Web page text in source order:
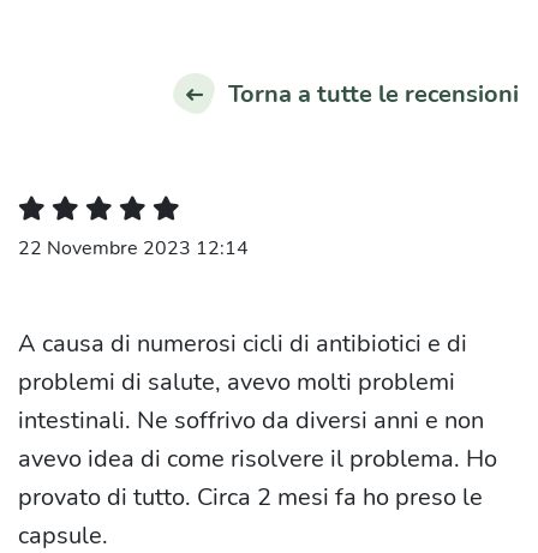
Torna a tutte le recensioni
22 Novembre 2023 12:14
A causa di numerosi cicli di antibiotici e di
problemi di salute, avevo molti problemi
intestinali. Ne soffrivo da diversi anni e non
avevo idea di come risolvere il problema. Ho
provato di tutto. Circa 2 mesi fa ho preso le
capsule.